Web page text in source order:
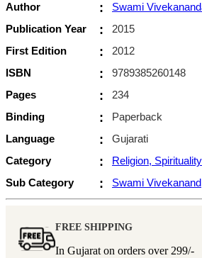
Author
:
Swami
Publication Year
:
2015
First Edition
:
2012
ISBN
:
9789385260148
Pages
:
234
Binding
:
Paperback
Language
:
Gujarati
Category
:
Religion,
Sub Category
: Swami Vivekanand
FREE SHIPPING
In Gujarat on orders over299/-